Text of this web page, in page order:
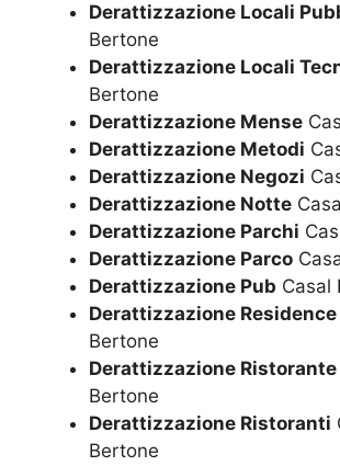
Derattizzazione Locali
Bertone
Derattizzazione Locali
Bertone
Derattizzazione Mense
Derattizzazione Metodi
Derattizzazione Negozi
Derattizzazione Notte
Derattizzazione Parchi
Derattizzazione Parco
Derattizzazione Pub Casal
Derattizzazione Residence
Bertone
Derattizzazione Ristorante
Bertone
Derattizzazione Ristoranti
Bertone